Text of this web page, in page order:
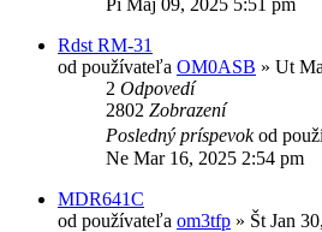
Rdst RM-31
od používateľa OM0ASB » Ut
2 Odpovedí
2802 Zobrazení
Posledný príspevokod
Ne Mar 16, 2025 2:54 pm
MDR641C
od používateľa om3tfp » Št Jan